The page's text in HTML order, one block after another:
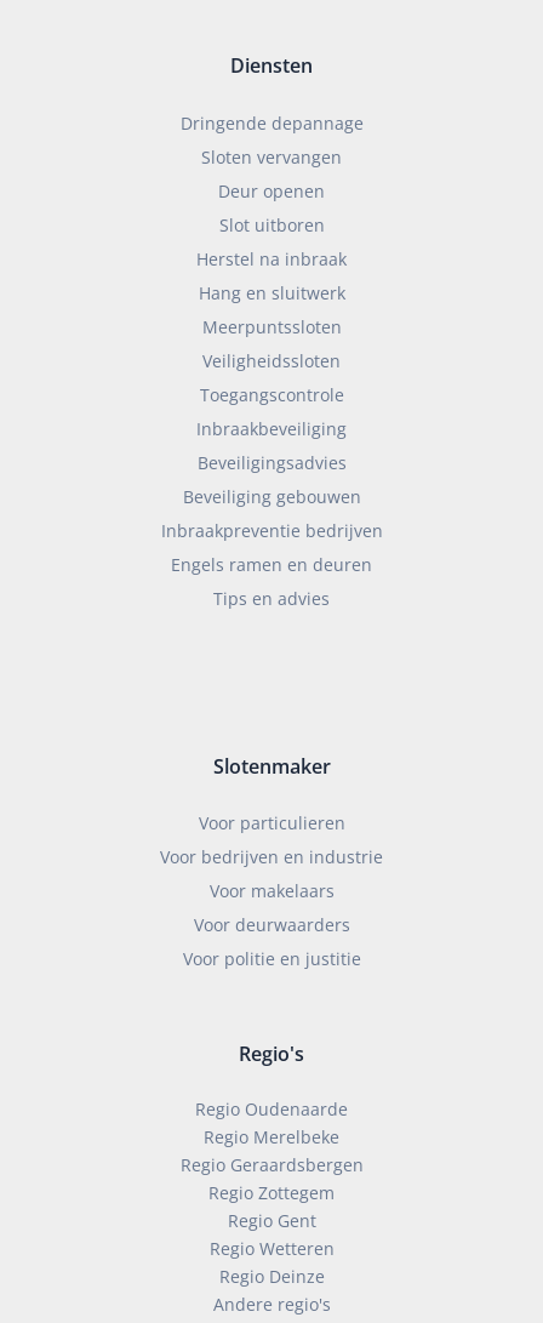
Diensten
Dringende depannage
Sloten vervangen
Deur openen
Slot uitboren
Herstel na inbraak
Hang en sluitwerk
Meerpuntssloten
Veiligheidssloten
Toegangscontrole
Inbraakbeveiliging
Beveiligingsadvies
Beveiliging gebouwen
Inbraakpreventie bedrijven
Engels ramen en deuren
Tips en advies
Slotenmaker
Voor particulieren
Voor bedrijven en industrie
Voor makelaars
Voor deurwaarders
Voor politie en justitie
Regio's
Regio Oudenaarde
Regio Merelbeke
Regio Geraardsbergen
Regio Zottegem
Regio Gent
Regio Wetteren
Regio Deinze
Andere regio's